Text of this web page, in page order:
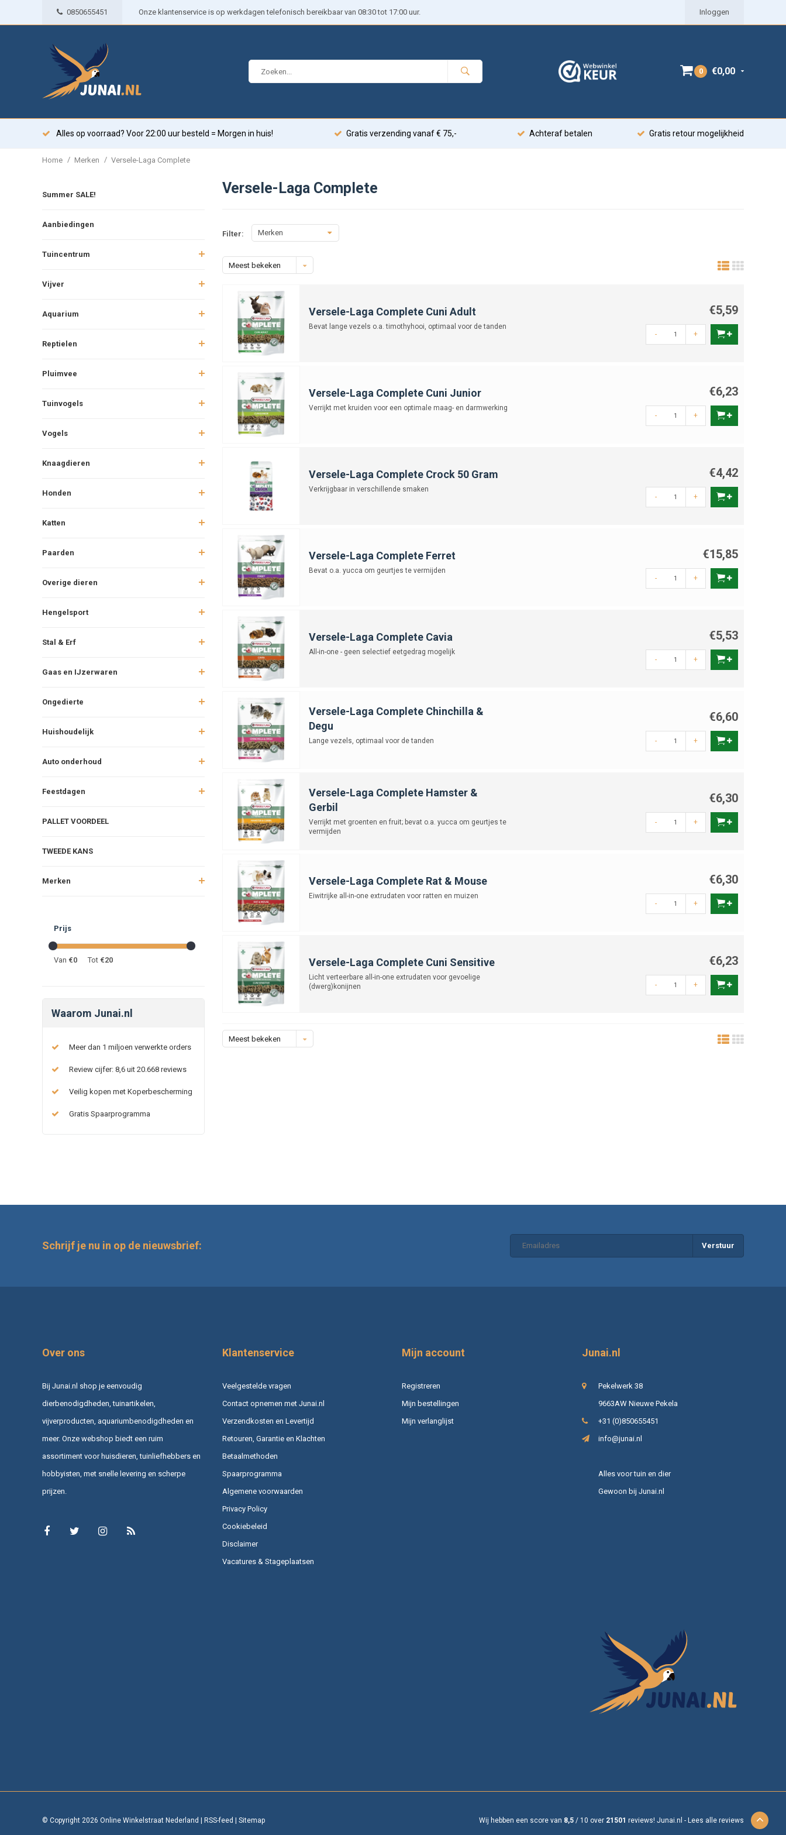
0850655451 Onze klantenservice is op werkdagen telefonisch bereikbaar van 08:30 tot 17:00 uur. Inloggen
0 €0,00
Alles op voorraad? Voor 22:00 uur besteld = Morgen in huis! Gratis verzending vanaf € 75,- Achteraf betalen Gratis retour mogelijkheid
Home / Merken / Versele-Laga Complete
Summer SALE!
Aanbiedingen
Tuincentrum
Vijver
Aquarium
Reptielen
Pluimvee
Tuinvogels
Vogels
Knaagdieren
Honden
Katten
Paarden
Overige dieren
Hengelsport
Stal & Erf
Gaas en IJzerwaren
Ongedierte
Huishoudelijk
Auto onderhoud
Feestdagen
PALLET VOORDEEL
TWEEDE KANS
Merken
Prijs
Van €0 Tot €20
Waarom Junai.nl
Meer dan 1 miljoen verwerkte orders
Review cijfer: 8,6 uit 20.668 reviews
Veilig kopen met Koperbescherming
Gratis Spaarprogramma
Versele-Laga Complete
Filter: Merken
Meest bekeken
Versele-Laga Complete Cuni Adult
Bevat lange vezels o.a. timothyhooi, optimaal voor de tanden
€5,59
- +
Versele-Laga Complete Cuni Junior
Verrijkt met kruiden voor een optimale maag- en darmwerking
€6,23
- +
Versele-Laga Complete Crock 50 Gram
Verkrijgbaar in verschillende smaken
€4,42
- +
Versele-Laga Complete Ferret
Bevat o.a. yucca om geurtjes te vermijden
€15,85
- +
Versele-Laga Complete Cavia
All-in-one - geen selectief eetgedrag mogelijk
€5,53
- +
Versele-Laga Complete Chinchilla &
Degu
Lange vezels, optimaal voor de tanden
€6,60
- +
Versele-Laga Complete Hamster &
Gerbil
Verrijkt met groenten en fruit; bevat o.a. yucca om geurtjes te
vermijden
€6,30
- +
Versele-Laga Complete Rat & Mouse
Eiwitrijke all-in-one extrudaten voor ratten en muizen
€6,30
- +
Versele-Laga Complete Cuni Sensitive
Licht verteerbare all-in-one extrudaten voor gevoelige
(dwerg)konijnen
€6,23
- +
Meest bekeken
Schrijf je nu in op de nieuwsbrief: Verstuur
Over ons
Bij Junai.nl shop je eenvoudig
dierbenodigdheden, tuinartikelen,
vijverproducten, aquariumbenodigdheden en
meer. Onze webshop biedt een ruim
assortiment voor huisdieren, tuinliefhebbers en
hobbyisten, met snelle levering en scherpe
prijzen.
Klantenservice
Veelgestelde vragen
Contact opnemen met Junai.nl
Verzendkosten en Levertijd
Retouren, Garantie en Klachten
Betaalmethoden
Spaarprogramma
Algemene voorwaarden
Privacy Policy
Cookiebeleid
Disclaimer
Vacatures & Stageplaatsen
Mijn account
Registreren
Mijn bestellingen
Mijn verlanglijst
Junai.nl
Pekelwerk 38
9663AW Nieuwe Pekela
+31 (0)850655451
info@junai.nl
Alles voor tuin en dier
Gewoon bij Junai.nl
© Copyright 2026 Online Winkelstraat Nederland | RSS-feed | Sitemap Wij hebben een score van 8,5 / 10 over 21501 reviews! Junai.nl - Lees alle reviews